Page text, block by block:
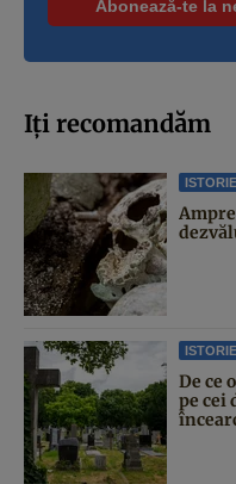
Iți recomandăm
ISTORIE
ISTORIE
De ce
pe cei